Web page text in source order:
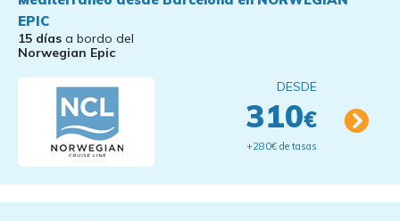
EPIC
15 días a bordo del
Norwegian Epic
DESDE
310€
+280€ de tasas